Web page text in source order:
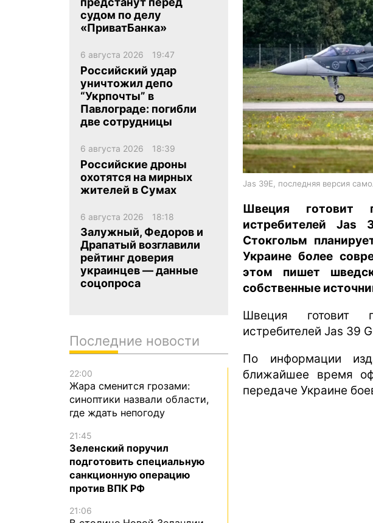
en
Jas 39E, последняя версия
Швеция готовит
истребителей
Стокгольм
Украине более
этом пишет
собственные
Швеция готовит
истребителей Jas 39
По информации
ближайшее время
передаче Украине
судом по делу
«ПриватБанка»
6 августа 2026 19:47
Российский удар
уничтожил депо
“Укрпочты” в
Павлограде: погибли
две сотрудницы
6 августа 2026 18:39
Российские дроны
охотятся на мирных
жителей в Сумах
6 августа 2026 18:18
Залужный, Федоров и
Драпатый возглавили
рейтинг доверия
украинцев — данные
соцопроса
Последние новости
22:00
Жара сменится грозами:
синоптики назвали области,
где ждать непогоду
21:45
Зеленский поручил
подготовить специальную
санкционную операцию
против ВПК РФ
21:06